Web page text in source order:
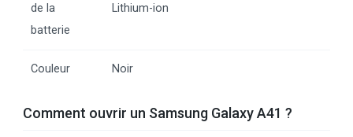
de la
batterie
Lithium-ion
Couleur Noir
Comment ouvrir un Samsung Galaxy A41 ?